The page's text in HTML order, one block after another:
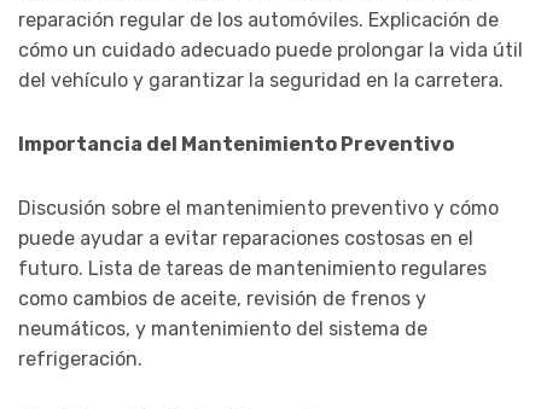
reparación regular de los automóviles. Explicación de
cómo un cuidado adecuado puede prolongar la vida útil
del vehículo y garantizar la seguridad en la carretera.
Importancia del Mantenimiento Preventivo
Discusión sobre el mantenimiento preventivo y cómo
puede ayudar a evitar reparaciones costosas en el
futuro. Lista de tareas de mantenimiento regulares
como cambios de aceite, revisión de frenos y
neumáticos, y mantenimiento del sistema de
refrigeración.